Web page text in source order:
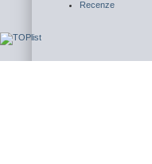
Recenze